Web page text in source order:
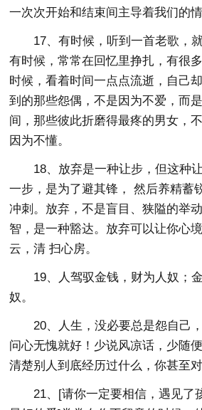
一次次开始和结束间主导着我们的情
17、有时候，听到一首老歌，
有时候，常常在回忆里挣扎，有很
时候，看着时间一点点流逝，自己
到的那些怨偶，不是因为不爱，而
间，那些彼此折磨得最疼的男女，
因为不懂。
18、放弃是一种让步，但这种
一步，是为了避其锋， 然后养精蓄
冲刺。放弃，不是盲目、狭隘的举
智，是一种豁达。放弃可以让你心
云，清 扫心房。
19、人驾驭金钱，财为人奴；
奴。
20、人生，没必要总是怨自己
问心无愧就好！少说风凉话，少随
清楚别人到底经历过什么，你甚至
21、[请你一定要相信，遇见了